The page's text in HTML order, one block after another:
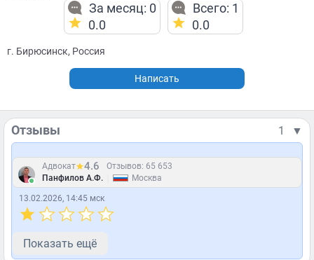
За месяц: 0
0.0
Всего: 1
0.0
г. Бирюсинск, Россия
Написать
Отзывы 1 ▼
Адвокат 4.6
Отзывов: 65 653
Панфилов А.Ф.
Москва
13.02.2026, 14:45 мск
Показать ещё